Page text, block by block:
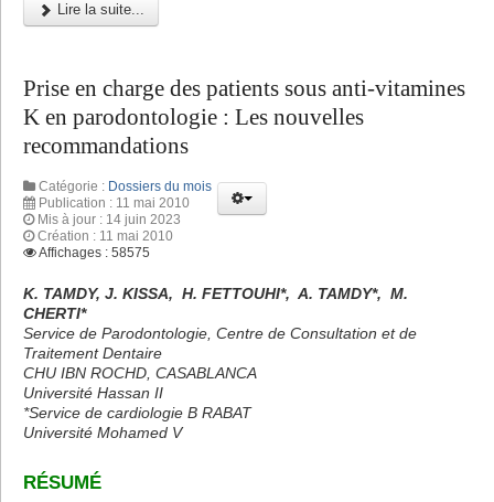
Lire la suite...
Prise en charge des patients sous anti-vitamines
K en parodontologie : Les nouvelles
recommandations
Catégorie : Dossiers du mois
Publication : 11 mai 2010
Mis à jour : 14 juin 2023
Création : 11 mai 2010
Affichages : 58575
K. TAMDY, J. KISSA, H. FETTOUHI*, A. TAMDY*, M.
CHERTI*
Service de Parodontologie, Centre de Consultation et de
Traitement Dentaire
CHU IBN ROCHD, CASABLANCA
Université Hassan II
*Service de cardiologie B RABAT
Université Mohamed V
RÉSUMÉ